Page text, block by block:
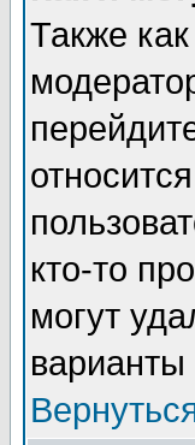
Также
кто-то
могут
варианты